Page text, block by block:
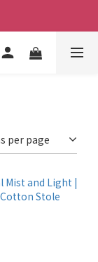
per page